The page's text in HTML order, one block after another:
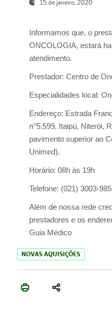
15 de janeiro, 2020
Informamos que, o
ONCOLOGIA, estará
atendimento.
Prestador: Centro de
Especialidades local:
Endereço: Estrada
n°5.599, Itaipú, Niterói,
pavimento superior ao
Unimed).
Horário: 08h às 19h
Telefone: (021) 3003-
Além de nossa rede
prestadores e os
Guia Médico
NOVAS AQUISIÇÕES